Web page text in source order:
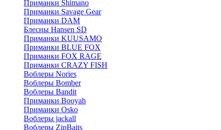
Приманки Shimano
Приманки Savage Gear
Приманки DAM
Блесны Hansen SD
Приманки KUUSAMO
Приманки BLUE FOX
Приманки FOX RAGE
Приманки CRAZY FISH
Воблеры Nories
Воблеры Bomber
Воблеры Bandit
Приманки Booyah
Приманки Osko
Воблеры jackall
Воблеры ZipBaits